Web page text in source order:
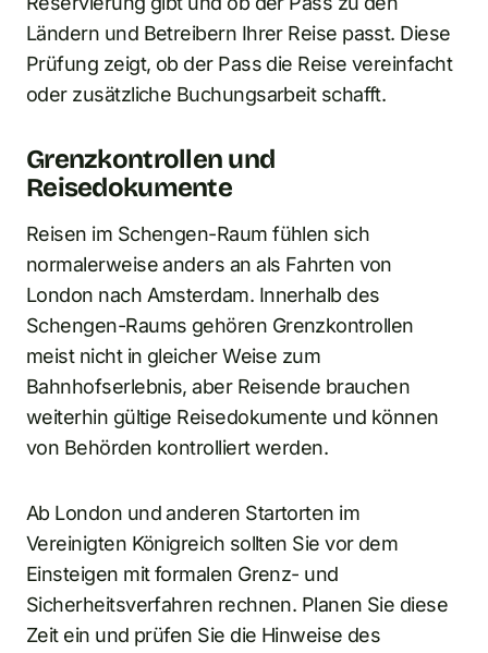
Ländern und Betreibern Ihrer Reise passt. Diese
Prüfung zeigt, ob der Pass die Reise vereinfacht
oder zusätzliche Buchungsarbeit schafft.
Grenzkontrollen und
Reisedokumente
Reisen im Schengen-Raum fühlen sich
normalerweise anders an als Fahrten von
London nach Amsterdam. Innerhalb des
Schengen-Raums gehören Grenzkontrollen
meist nicht in gleicher Weise zum
Bahnhofserlebnis, aber Reisende brauchen
weiterhin gültige Reisedokumente und können
von Behörden kontrolliert werden.
Ab London und anderen Startorten im
Vereinigten Königreich sollten Sie vor dem
Einsteigen mit formalen Grenz- und
Sicherheitsverfahren rechnen. Planen Sie diese
Zeit ein und prüfen Sie die Hinweise des